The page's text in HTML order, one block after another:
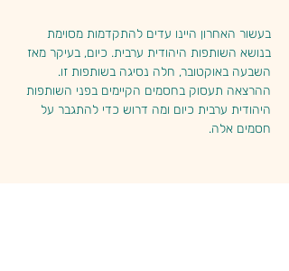
בעשור האחרון היינו עדים להתקדמות מסוימת
בנושא השותפות היהודית ערבית. כיום, בעיקר מאז
השבעה באוקטובר, חלה נסיגה בשותפות זו.
ההרצאה תעסוק בחסמים הקיימים בפני השותפות
היהודית ערבית כיום ומה דרוש כדי להתגבר על
חסמים אלה.